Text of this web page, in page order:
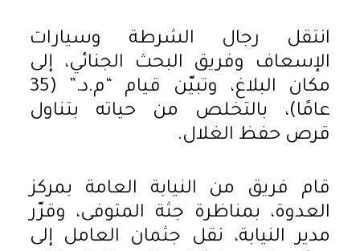
انتقل رجال الشرطة وسيارات
الإسعاف وفريق البحث الجنائي، إلى
مكان البلاغ، وتبيّن قيام “م.د.” (35
عامًا)، بالتخلص من حياته بتناول
قرص حفظ الغلال.
قام فريق من النيابة العامة بمركز
العدوة، بمناظرة جثة المتوفى، وقرّر
مدير النيابة، نقل جثمان العامل إلى